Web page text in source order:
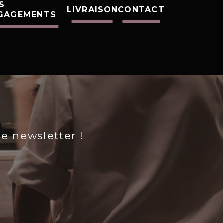
LIVRAISONCONTACT
newsletter !